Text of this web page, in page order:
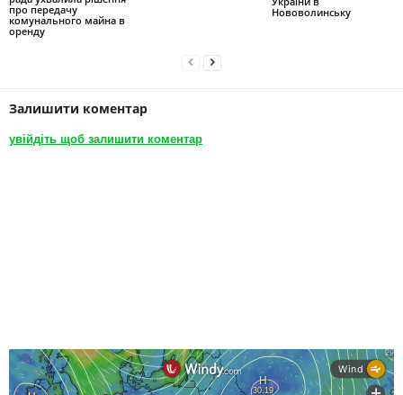
про передачу
комунального майна в
оренду
Нововолинську
Залишити коментар
увійдіть щоб залишити коментар